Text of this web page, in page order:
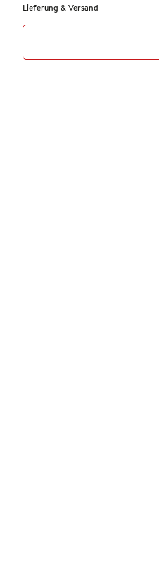
Lieferung & Versand